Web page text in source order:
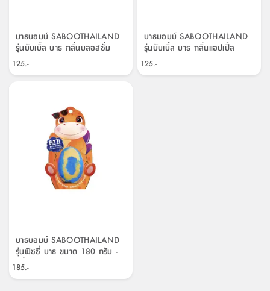
บาธบอมบ์ SABOOTHAILAND
รุ่นบับเบิ้ล บาธ กลิ่นบลอสซั่ม
ขนาด 150 กรัม - สีชมพู/ขาว
125.-
บาธบอมบ์ SABOOTHAILAND
รุ่นบับเบิ้ล บาธ กลิ่นแอปเปิ้ล
ขนาด 150 กรัม - สีแดง/เขียวเข้ม
125.-
บาธบอมบ์ SABOOTHAILAND
รุ่นฟิซซี่ บาธ ขนาด 180 กรัม -
สีน้ำเงิน/ส้ม
185.-